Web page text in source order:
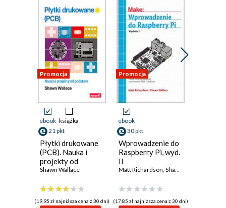
Promocja
ebook książka
21 pkt
Płytki drukowane
(PCB). Nauka i
projekty od
podstaw
Shawn Wallace
(19,95 zł najniższa cena z 30 dni)
Promocja
ebook
30 pkt
Wprowadzenie do
Raspberry Pi, wyd.
II
Matt Richardson Shawn Wallace
(17,85 zł najniższa cena z 30 dni)